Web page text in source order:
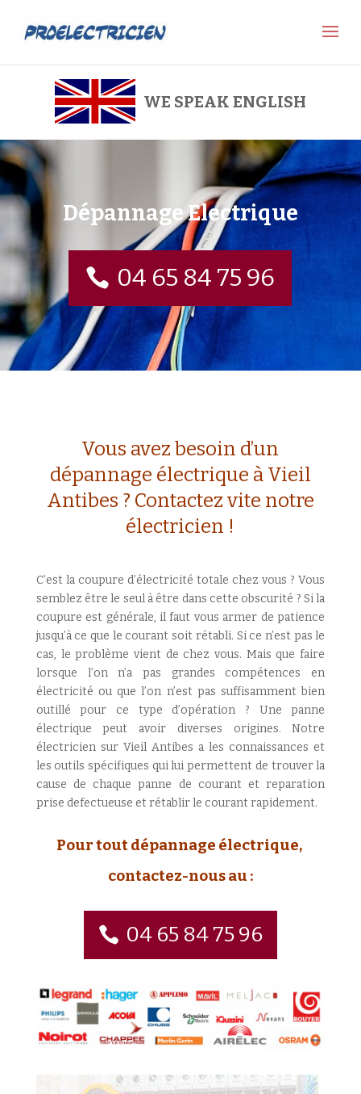
WE SPEAK ENGLISH
Dépannage Electrique
04 65 84 75 96
Vous avez besoin d’un
dépannage électrique à Vieil
Antibes ? Contactez vite notre
électricien !
C’est la coupure d’électricité totale chez vous ? Vous
semblez être le seul à être dans cette obscurité ? Si la
coupure est générale, il faut vous armer de patience
jusqu’à ce que le courant soit rétabli. Si ce n’est pas le
cas, le problème vient de chez vous. Mais que faire
lorsque l’on n’a pas grandes compétences en
électricité ou que l’on n’est pas suffisamment bien
outillé pour ce type d’opération ? Une panne
électrique peut avoir diverses origines. Notre
électricien sur Vieil Antibes a les connaissances et
les outils spécifiques qui lui permettent de trouver la
cause de chaque panne de courant et reparation
prise defectueuse et rétablir le courant rapidement.
Pour tout dépannage électrique,
contactez-nous au :
04 65 84 75 96